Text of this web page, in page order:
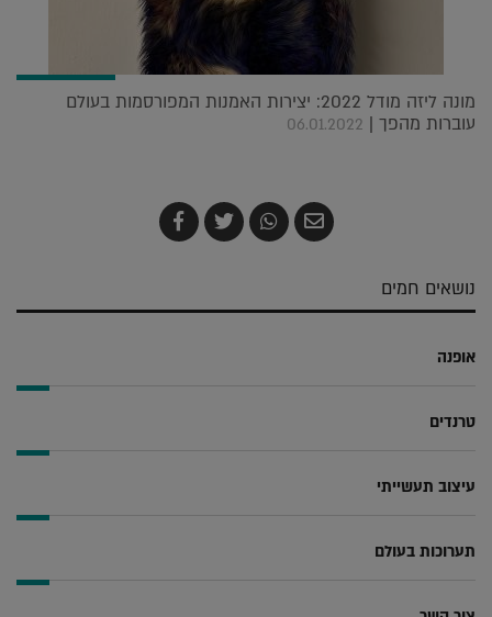
מונה ליזה מודל 2022: יצירות האמנות המפורסמות בעולם
עוברות מהפך | 06.01.2022
שלח
בדואר
שתף
ב-
צייץ
ב-
שתף
ב-
נושאים חמים
אופנה
טרנדים
עיצוב תעשייתי
תערוכות בעולם